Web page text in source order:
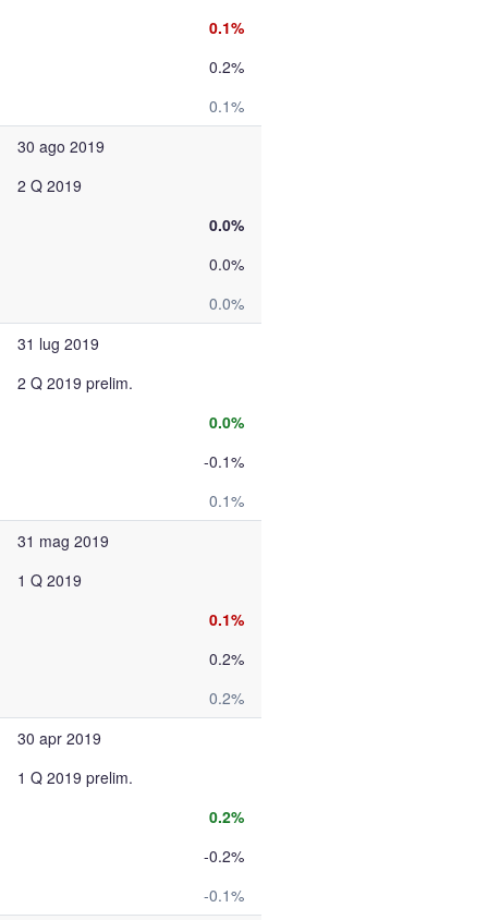
0.1%
0.2%
0.1%
30 ago 2019
2 Q 2019
0.0%
0.0%
0.0%
31 lug 2019
2 Q 2019 prelim.
0.0%
-0.1%
0.1%
31 mag 2019
1 Q 2019
0.1%
0.2%
0.2%
30 apr 2019
1 Q 2019 prelim.
0.2%
-0.2%
-0.1%